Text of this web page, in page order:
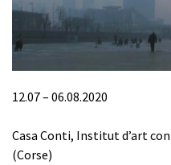
12.07 – 06.08.2020
Casa Conti, Institut d’art
(Corse)